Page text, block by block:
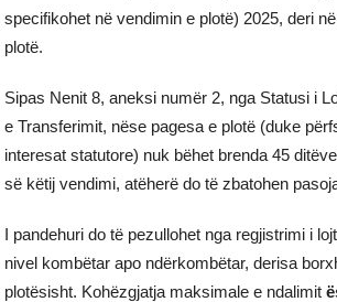
specifikohet në vendimin e plotë) 2025, deri
plotë.
Sipas Nenit 8, aneksi numër 2, nga Statusi i
e Transferimit, nëse pagesa e plotë (duke
interesat statutore) nuk bëhet brenda 45
së këtij vendimi, atëherë do të zbatohen
I pandehuri do të pezullohet nga regjistrimi i
nivel kombëtar apo ndërkombëtar, derisa
plotësisht. Kohëzgjatja maksimale e ndalimit